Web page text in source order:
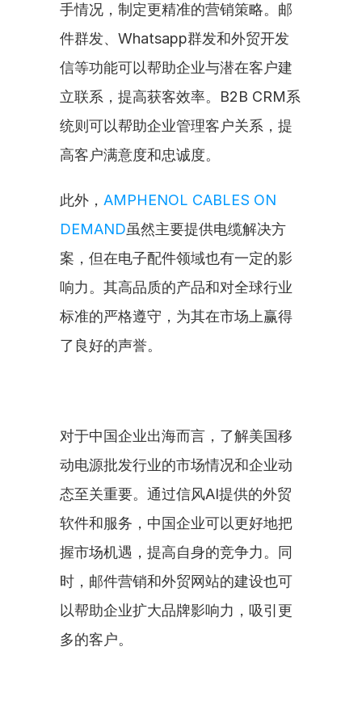
手情况，制定更精准的营销策略。邮
件群发、Whatsapp群发和外贸开发
信等功能可以帮助企业与潜在客户建
立联系，提高获客效率。B2B CRM系
统则可以帮助企业管理客户关系，提
高客户满意度和忠诚度。
此外， AMPHENOL CABLES ON
DEMAND虽然主要提供电缆解决方
案，但在电子配件领域也有一定的影
响力。其高品质的产品和对全球行业
标准的严格遵守，为其在市场上赢得
了良好的声誉。
对于中国企业出海而言，了解美国移
动电源批发行业的市场情况和企业动
态至关重要。通过信风AI提供的外贸
软件和服务，中国企业可以更好地把
握市场机遇，提高自身的竞争力。同
时，邮件营销和外贸网站的建设也可
以帮助企业扩大品牌影响力，吸引更
多的客户。